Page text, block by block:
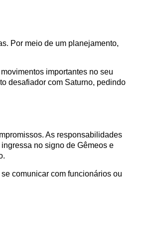
Por meio de um planejamento,
importantes no seu
desafiador com Saturno, pedindo
As responsabilidades
no signo de Gêmeos e
comunicar com funcionários ou